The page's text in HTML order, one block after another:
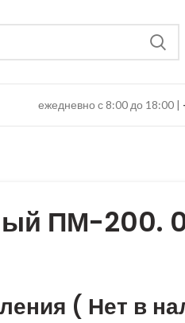
ежедневно с 8:00 до 18:00 |
ПМ-200.
( Нет в